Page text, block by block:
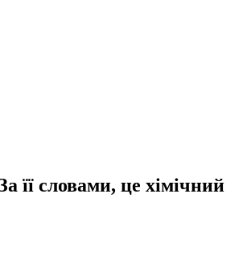
її словами, це хімічний